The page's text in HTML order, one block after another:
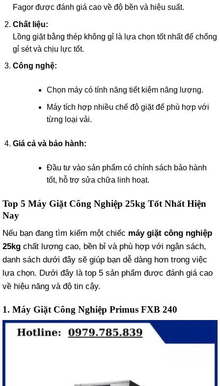
Fagor được đánh giá cao về độ bền và hiệu suất.
Chất liệu:
Lồng giặt bằng thép không gỉ là lựa chọn tốt nhất để chống
gỉ sét và chịu lực tốt.
Công nghệ:
Chọn máy có tính năng tiết kiệm năng lượng.
Máy tích hợp nhiều chế độ giặt để phù hợp với
từng loại vải.
Giá cả và bảo hành:
Đầu tư vào sản phẩm có chính sách bảo hành
tốt, hỗ trợ sửa chữa linh hoạt.
Top 5 Máy Giặt Công Nghiệp 25kg Tốt Nhất Hiện
Nay
Nếu bạn đang tìm kiếm một chiếc máy giặt công nghiệp
25kg chất lượng cao, bền bỉ và phù hợp với ngân sách,
danh sách dưới đây sẽ giúp bạn dễ dàng hơn trong việc
lựa chọn. Dưới đây là top 5 sản phẩm được đánh giá cao
về hiệu năng và độ tin cậy.
1. Máy Giặt Công Nghiệp Primus FXB 240